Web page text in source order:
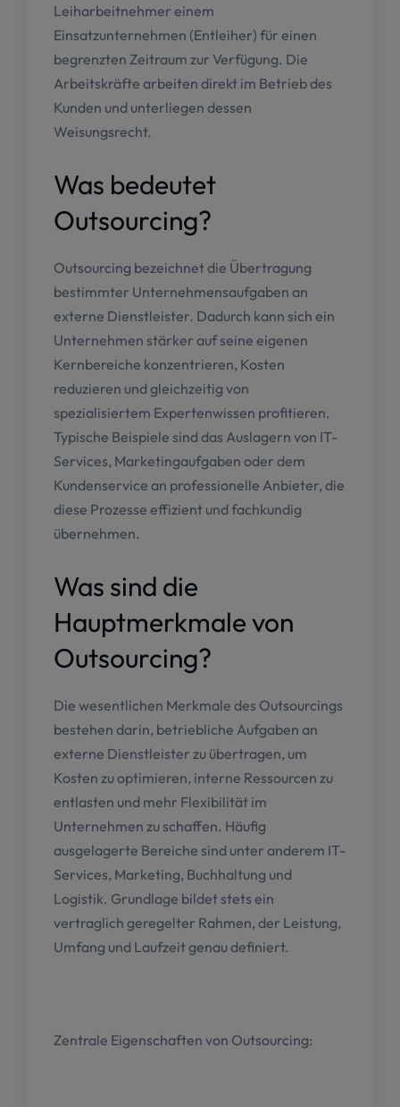
Leiharbeitnehmer einem
Einsatzunternehmen (Entleiher) für einen
begrenzten Zeitraum zur Verfügung. Die
Arbeitskräfte arbeiten direkt im Betrieb des
Kunden und unterliegen dessen
Weisungsrecht.
Was bedeutet
Outsourcing?
Outsourcing bezeichnet die Übertragung
bestimmter Unternehmensaufgaben an
externe Dienstleister. Dadurch kann sich ein
Unternehmen stärker auf seine eigenen
Kernbereiche konzentrieren, Kosten
reduzieren und gleichzeitig von
spezialisiertem Expertenwissen profitieren.
Typische Beispiele sind das Auslagern von IT-
Services, Marketingaufgaben oder dem
Kundenservice an professionelle Anbieter, die
diese Prozesse effizient und fachkundig
übernehmen.
Was sind die
Hauptmerkmale von
Outsourcing?
Die wesentlichen Merkmale des Outsourcings
bestehen darin, betriebliche Aufgaben an
externe Dienstleister zu übertragen, um
Kosten zu optimieren, interne Ressourcen zu
entlasten und mehr Flexibilität im
Unternehmen zu schaffen. Häufig
ausgelagerte Bereiche sind unter anderem IT-
Services, Marketing, Buchhaltung und
Logistik. Grundlage bildet stets ein
vertraglich geregelter Rahmen, der Leistung,
Umfang und Laufzeit genau definiert.
Zentrale Eigenschaften von Outsourcing: